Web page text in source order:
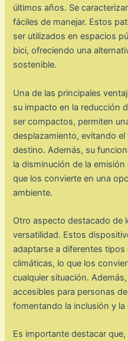
últimos años. Se
fáciles de manejar. Estos
ser utilizados en espacios
bici, ofreciendo una
sostenible.
Una de las principales
su impacto en la reducción
ser compactos, permiten
desplazamiento, evitando
destino. Además, su
la disminución de la
que los convierte en una
ambiente.
Otro aspecto destacado de
versatilidad. Estos
adaptarse a diferentes
climáticas, lo que los
cualquier situación.
accesibles para personas
fomentando la inclusión y
Es importante destacar